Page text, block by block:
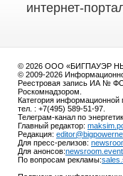
интернет-
© 2026 ООО «БИГПАУЭР
© 2009-2026
Реестровая запись ИА №
Роскомнадзором.
Категория информационной
тел. : +7(495) 589-51-97.
Телеграм-канал по
Главный редактор:
Редакция:
Для пресс-релизов:
Для анонсов:
По вопросам рекламы: